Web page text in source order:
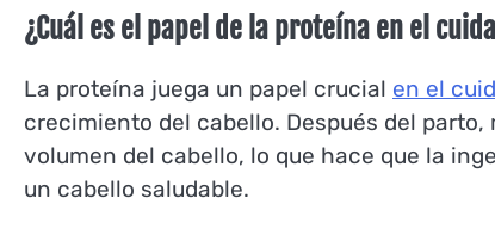
¿Cuál es el papel de la proteína en el
La proteína juega un papel crucial en el
crecimiento del cabello. Después del
volumen del cabello, lo que hace que la
un cabello saludable.